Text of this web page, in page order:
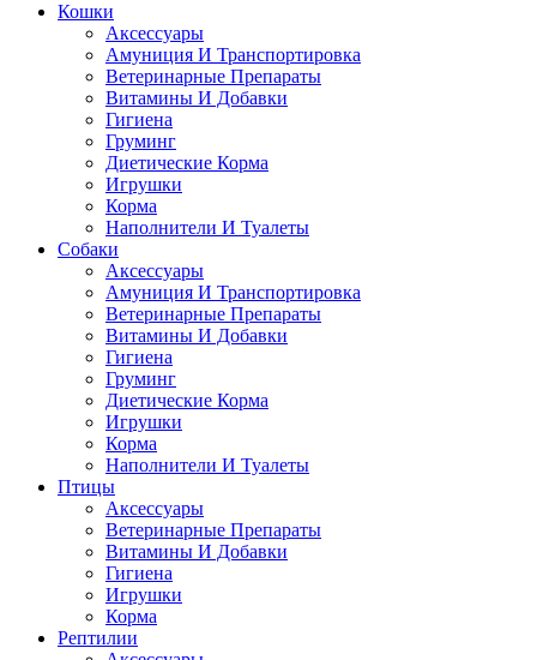
Кошки
Аксессуары
Амуниция И Транспортировка
Ветеринарные Препараты
Витамины И Добавки
Гигиена
Груминг
Диетические Корма
Игрушки
Корма
Наполнители И Туалеты
Собаки
Аксессуары
Амуниция И Транспортировка
Ветеринарные Препараты
Витамины И Добавки
Гигиена
Груминг
Диетические Корма
Игрушки
Корма
Наполнители И Туалеты
Птицы
Аксессуары
Ветеринарные Препараты
Витамины И Добавки
Гигиена
Игрушки
Корма
Рептилии